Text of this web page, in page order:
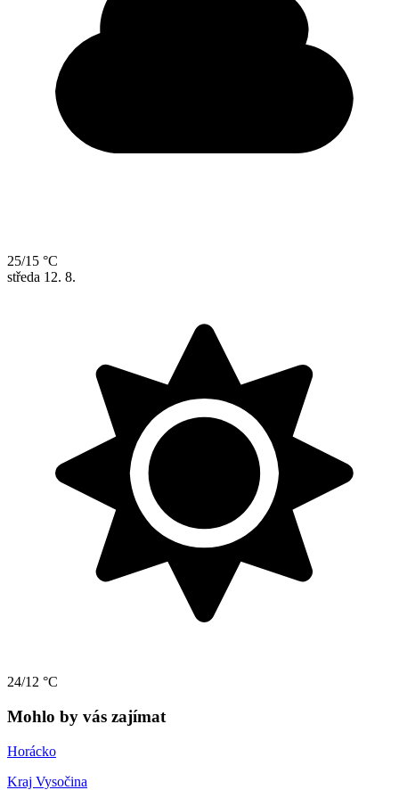
25/15 °C
středa 12. 8.
24/12 °C
Mohlo by vás zajímat
Horácko
Kraj Vysočina